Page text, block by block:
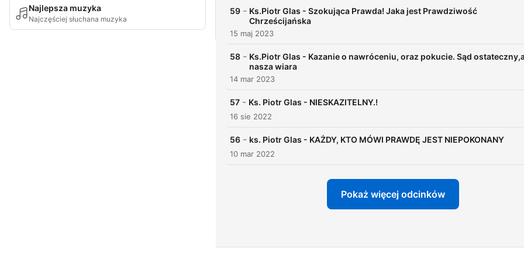
Najlepsza muzyka
Najczęściej słuchana muzyka
wezwaniem Świętego
rekolekcjonistą, prowadzi
59 - Ks.Piotr Glas - Szokująca Prawda! Jaka jest Prawdziwość
Chrześcijańska
15 maj 2023
58 - Ks.Piotr Glas - Kazanie o nawróceniu, oraz pokucie. Sąd
nasza wiara
14 mar 2023
57 - Ks. Piotr Glas - NIESKAZITELNY.!
16 sie 2022
56 - ks. Piotr Glas - KAŻDY, KTO MÓWI PRAWDĘ JEST NIEPOKONANY
10 mar 2022
Pokaż więcej odcinków